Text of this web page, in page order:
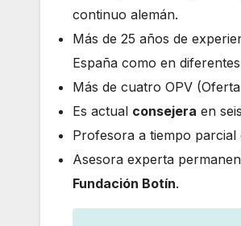
continuo alemán.
Más de 25 años de
España como en
Más de cuatro OPV
Es actual consejera en
Profesora a tiempo parcial
Asesora experta
Fundación Botín.